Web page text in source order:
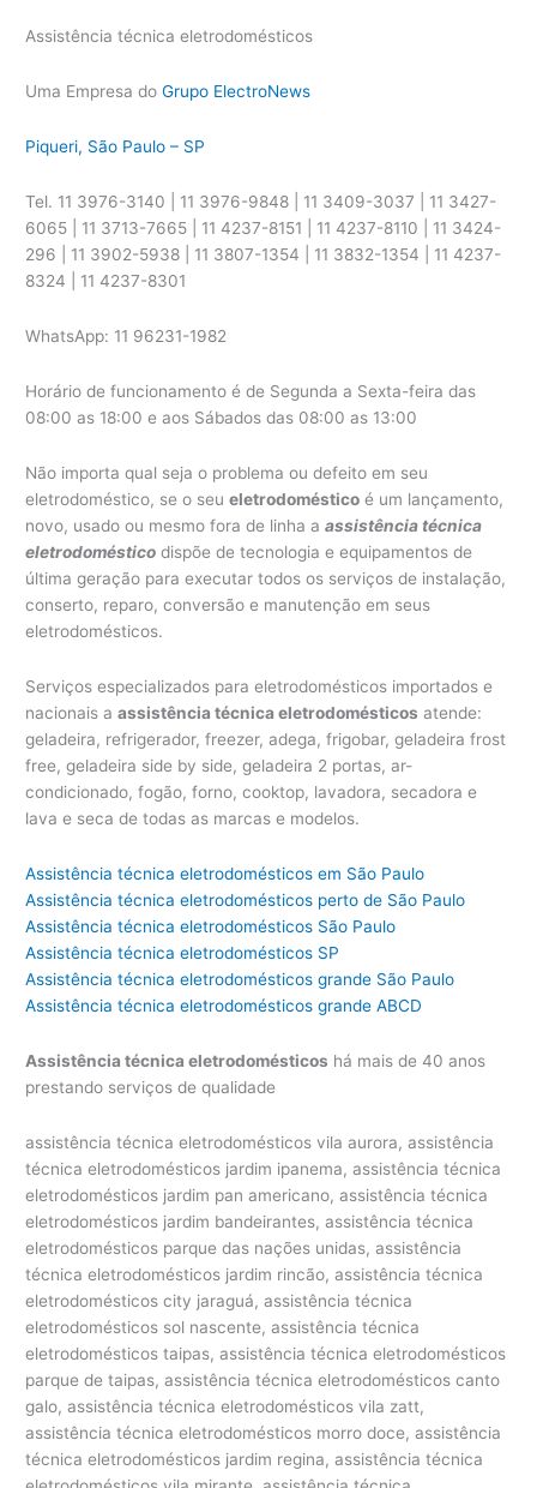
Assistência técnica eletrodomésticos
Uma Empresa doGrupo ElectroNews
Piqueri, São Paulo – SP
Tel. 11 3976-3140 | 11 3976-9848 | 11 3409-3037 | 11 3427-
6065 | 11 3713-7665 | 11 4237-8151 | 11 4237-8110 | 11 3424-
296 | 11 3902-5938 | 11 3807-1354 | 11 3832-1354 | 11 4237-
8324 | 11 4237-8301
WhatsApp: 11 96231-1982
Horário de funcionamento é de Segunda a Sexta-feira das
08:00 as 18:00 e aos Sábados das 08:00 as 13:00
Não importa qual seja o problema ou defeito em seu
eletrodoméstico, se o seueletrodoméstico é um lançamento,
novo, usado ou mesmo fora de linha aassistência técnica
eletrodoméstico dispõe de tecnologia e equipamentos de
última geração para executar todos os serviços de instalação,
conserto, reparo, conversão e manutenção em seus
eletrodomésticos.
Serviços especializados para eletrodomésticos importados e
nacionais aassistência técnica eletrodomésticos atende:
geladeira, refrigerador, freezer, adega, frigobar, geladeira frost
free, geladeira side by side, geladeira 2 portas, ar-
condicionado, fogão, forno, cooktop, lavadora, secadora e
lava e seca de todas as marcas e modelos.
Assistência técnica eletrodomésticos em São Paulo
Assistência técnica eletrodomésticos perto de São Paulo
Assistência técnica eletrodomésticos São Paulo
Assistência técnica eletrodomésticos SP
Assistência técnica eletrodomésticos grande São Paulo
Assistência técnica eletrodomésticos grande ABCD
Assistência técnica eletrodomésticos há mais de 40 anos
prestando serviços de qualidade
assistência técnica eletrodomésticos vila aurora, assistência técnica eletrodomésticos jardim ipanema, assistência técnica eletrodomésticos jardim pan americano, assistência técnica eletrodomésticos jardim bandeirantes, assistência técnica eletrodomésticos parque das nações unidas, assistência técnica eletrodomésticos jardim rincão, assistência técnica eletrodomésticos city jaraguá, assistência técnica eletrodomésticos sol nascente, assistência técnica eletrodomésticos taipas, assistência técnica eletrodomésticos parque de taipas, assistência técnica eletrodomésticos canto galo, assistência técnica eletrodomésticos vila zatt, assistência técnica eletrodomésticos morro doce, assistência técnica eletrodomésticos jardim regina, assistência técnica eletrodomésticos vila mirante, assistência técnica eletrodomésticos mutinga, assistência técnica eletrodomésticos vila mutinga, assistência técnica eletrodomésticos em são paulo, assistência técnica eletrodomésticos sp, assistência técnica eletrodomésticos são paulo, assistência técnica eletrodomésticos perto de são paulo, assistência técnica eletrodomésticos brasil, assistência técnica eletrodomésticos zona norte, assistência técnica eletrodomésticos zona sul, assistência técnica eletrodomésticos zona leste, assistência técnica eletrodomésticos zona oeste, assistência técnica eletrodomésticos pirituba, assistência técnica eletrodomésticos piqueri, assistência técnica eletrodomésticos freguesia do ó, assistência técnica eletrodomésticos parque são domingos, assistência técnica eletrodomésticos jaguaré, assistência técnica eletrodomésticos parque Samsung, assistência técnica eletrodomésticos jaguara, assistência técnica eletrodomésticos jaraguá, assistência técnica eletrodomésticos parada de taipas, assistência técnica eletrodomésticos osasco, assistência técnica eletrodomésticos barueri, assistência técnica eletrodomésticos alphaville, assistência técnica eletrodomésticos tamboré, assistência técnica eletrodomésticos cotia, assistência técnica eletrodomésticos granja viana, assistência técnica eletrodomésticos carapicuíba, assistência técnica eletrodomésticos santana, assistência técnica eletrodomésticos casa verde, assistência técnica eletrodomésticos tremembé, assistência técnica eletrodomésticos imirim, assistência técnica eletrodomésticos jardim são bento, assistência técnica eletrodomésticos jardim são paulo, assistência técnica eletrodomésticos vila maria, assistência técnica eletrodomésticos lapa, assistência técnica eletrodomésticos alto da lapa, assistência técnica eletrodomésticos pinheiros, assistência técnica eletrodomésticos alto de pinheiros, assistência técnica eletrodomésticos perdizes, assistência técnica eletrodomésticos pacembu, assistência técnica eletrodomésticos pompeia, assistência técnica eletrodomésticos vila leolpodina, assistência técnica eletrodomésticos vila romana, assistência técnica eletrodomésticos city lapa, assistência técnica eletrodomésticos ceasa, assistência técnica eletrodomésticos villa lobos, assistência técnica eletrodomésticos vila hamburguesa, assistência técnica eletrodomésticos jardins, assistência técnica eletrodomésticos jardim paulista, assistência técnica eletrodomésticos jardim paulistano, assistência técnica eletrodomésticos jardim europa, assistência técnica eletrodomésticos vila olímpia, assistência técnica eletrodomésticos vila nova conceição, assistência técnica eletrodomésticos vila clementino, assistência técnica eletrodomésticos moema, assistência técnica eletrodomésticos ibirapuera, assistência técnica eletrodomésticos cerqueira cesar, assistência técnica eletrodomésticos consolação, assistência técnica eletrodomésticos vila buarque, assistência técnica eletrodomésticos higienópolis, assistência técnica eletrodomésticos campo belo, assistência técnica eletrodomésticos aeroporto, assistência técnica eletrodomésticos santo amaro, assistência técnica eletrodomésticos morumbi, assistência técnica eletrodomésticos morumbi sul, assistência técnica eletrodomésticos real parque, assistência técnica eletrodomésticos bela vista, assistência técnica eletrodomésticos vila mariana, assistência técnica eletrodomésticos praça da árvore, assistência técnica eletrodomésticos bosque da sáude, assistência técnica eletrodomésticos tatuapé, assistência técnica eletrodomésticos penha, assistência técnica eletrodomésticos jardim anália franco, assistência técnica eletrodomésticos butantã, assistência técnica eletrodomésticos cidade jardim, assistência técnica eletrodomésticos jardim luzitania, assistência técnica eletrodomésticos vila progredior, assistência técnica eletrodomésticos jardim silvia, assistência técnica eletrodomésticos paineiras do morumbi, assistência técnica eletrodomésticos brooklin, assistência técnica eletrodomésticos vila sonia, assistência técnica eletrodomésticos indianópolis, assistência técnica eletrodomésticos planalto paulista, assistência técnica eletrodomésticos jardim petropolis, assistência técnica eletrodomésticos brooklin velho, assistência técnica eletrodomésticos jardim cordeiro, assistência técnica eletrodomésticos chácara santo antonio, assistência técnica eletrodomésticos alto da boa vista, assistência técnica eletrodomésticos vila elvira, assistência técnica eletrodomésticos santa cecília, assistência técnica eletrodomésticos aclimação, assistência técnica eletrodomésticos cambuci, assistência técnica eletrodomésticos ipiranga, assistência técnica eletrodomésticos são caetano, assistência técnica eletrodomésticos são bernado, assistência técnica eletrodomésticos santo andré, assistência técnica eletrodomésticos vila madalena, assistência técnica eletrodomésticos jardim das flores, assistência técnica eletrodomésticos parque dos príncipes, assistência técnica eletrodomésticos em são paulo, assistência técnica eletrodomésticos são paulo, assistência técnica eletrodomésticos perto de são paulo, assistência técnica eletrodoméstico, assistência técnica para eletrodoméstico, assistência técnica eletrodomésticos nacionais e importados, assistência técnica de eletrodomésticos em são paulo, assisténcia assistência técnica eletrodomésticos, assistencia tecnica eletrodomesticos sp, assistencia tecnica eletrodomesticos zona norte, conserto de eletrodomésticos sp, assistencia tecnica microondas zona leste, assistencia tecnica eletrodomesticos pinheiros, assistência técnica eletrodomésticos importados, assistência técnica eletrodoméstico importado, assistência técnica para eletrodomésticos em saúde, assistência técnica para eletrodomésticos em república, assistência técnica eletrodoméstico brastemp, assistência técnica eletrodoméstico electrolux, assistência técnica eletrodoméstico bosch, assistência técnica eletrodoméstico continental, assistência técnica eletrodoméstico consul, assistência técnica eletrodoméstico ge, assistência técnica eletrodoméstico mueller, assistência técnica eletrodoméstico whirlpool, assistência técnica eletrodoméstico atlas, assistência técnica eletrodoméstico dako, assistência técnica eletrodoméstico clarice, assistência técnica eletrodoméstico lg, assistência técnica eletrodoméstico venax, assistência técnica eletrodoméstico samsung, assistência técnica eletrodoméstico tecno, assistência técnica eletrodoméstico lofra, assistência técnica eletrodoméstico bertazzoni, assistência técnica eletrodoméstico maytag, assistência técnica eletrodoméstico liebherr, assistência técnica eletrodoméstico amana, assistência técnica eletrodoméstico speed queen, assistência técnica eletrodoméstico esmaltec, assistência técnica eletrodoméstico elettromec, assistência técnica eletrodoméstico futura, assistência técnica eletrodoméstico braslar, assistência técnica eletrodoméstico asko, assistência técnica eletrodoméstico ilve, assistência técnica eletrodoméstico metalmaq, assistência técnica eletrodoméstico best, assistência técnica eletrodoméstico fogatti, assistência técnica eletrodoméstico dacor, assistência técnica eletrodoméstico realce, assistência técnica eletrodoméstico ducane, assistência técnica eletrodoméstico fischer, assistência técnica eletrodoméstico faber, assistência técnica eletrodoméstico gaggenau, assistência técnica eletrodoméstico venâncio, assistência técnica eletrodoméstico goumert, assistência técnica eletrodoméstico tecnogás, assistência técnica eletrodoméstico heartland, assistência técnica eletrodoméstico jenn air, assistência técnica eletrodoméstico maruel, assistência técnica eletrodoméstico sub zero, assistência técnica eletrodoméstico weber, assistência técnica eletrodoméstico smeg, assistência técnica eletrodoméstico wolf, assistência técnica eletrodoméstico viking, assistência técnica eletrodoméstico u-line, assistência técnica eletrodoméstico frigidaire, assistência técnica eletrodoméstico kenmore, assistência técnica eletrodoméstico ariston, assistência técnica eletrodoméstico aga, assistência técnica eletrodoméstico american range, assistência técnica eletrodoméstico thermador, assistência técnica eletrodoméstico blomberg, assistência técnica eletrodoméstico northland, assistência técnica eletrodoméstico dcs, assistência técnica eletrodoméstico diva, assistência técnica geladeira, assistência técnica refrigerador, assistência técnica ar-condicionado, assistência técnica freezer, assistência técnica adega, assistência técnica frigobar, assistência técnica geladeira side by side, assistência técnica refrigerador side by side, assistência técnica frost free, assistência técnica geladeia frost free, assistência técnica fogão, assistência técnica forno, assistência técnica cooktop, assistência técnica microondas, assistência técnica forno elétrico, assistência técnica forno a gás, assistência técnica lavadora, assistência técnica secadora, assistência técnica lava e seca, assistência técnica máquina de lavar, assistência técnica máquina de secar, assistência técnica máquina de lavar e secar, assistência técnica máquina de lavar roupa, assistência técnica máquina de sec